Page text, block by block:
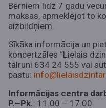
Bērniem līdz 7 gadu
maksas, apmeklējot to
aizbildņiem.
Sīkāka informācija un
koncertzāles “Lielais
tālruni 634 24 555 vai
pastu:
Informācijas centra
P.–Pk.: 11.00 – 17.00